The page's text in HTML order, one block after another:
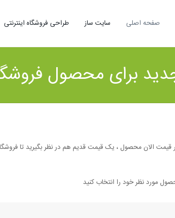
صفحه اصلی سایت ساز طراحی فروشگاه اینترنتی
برای محصول
قیمت الان محصول ، یک قیمت قدیم هم در نظر بگیرید تا
مورد نظر خود را انتخاب کنید